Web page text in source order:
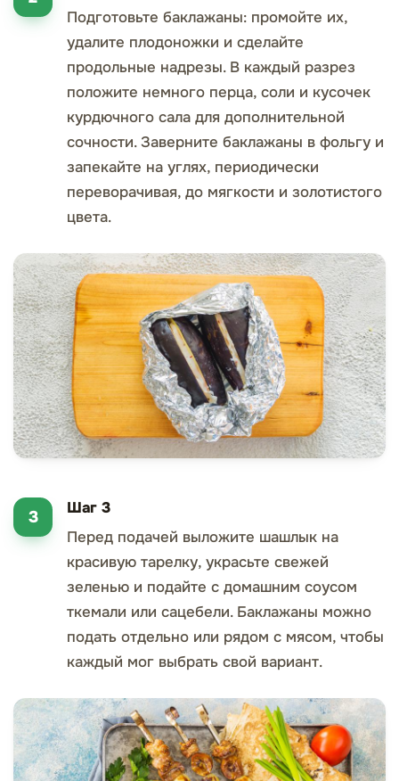
Подготовьте баклажаны: промойте их,
удалите плодоножки и сделайте
продольные надрезы. В каждый разрез
положите немного перца, соли и кусочек
курдючного сала для дополнительной
сочности. Заверните баклажаны в фольгу и
запекайте на углях, периодически
переворачивая, до мягкости и золотистого
цвета.
Шаг 3
Перед подачей выложите шашлык на
красивую тарелку, украсьте свежей
зеленью и подайте с домашним соусом
ткемали или сацебели. Баклажаны можно
подать отдельно или рядом с мясом, чтобы
каждый мог выбрать свой вариант.